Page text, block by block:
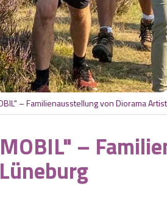
– Familienausstellung von Diorama
–